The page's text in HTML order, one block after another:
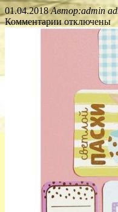
01.04.2018 Автор:admin
Комментарии отключены